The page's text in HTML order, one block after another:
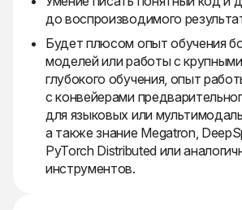
до воспроизводимого
Будет плюсом опыт обучения
моделей или работы с
глубокого обучения, опыт
с конвейерами
для языковых или
а также знание Megatron,
PyTorch Distributed или
инструментов.